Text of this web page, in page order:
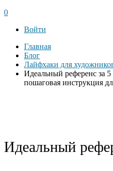
0
Войти
Главная
Блог
Лайфхаки для
Идеальный референс за
пошаговая инструкция
Идеальный